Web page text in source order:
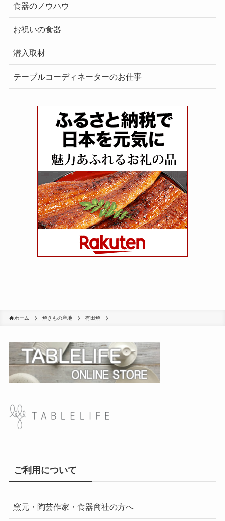
食器のノウハウ
お祝いの食器
潜入取材
テーブルコーディネーターのお仕事
ホーム 焼きもの産地 有田焼
ご利用について
窯元・陶芸作家・食器商社の方へ